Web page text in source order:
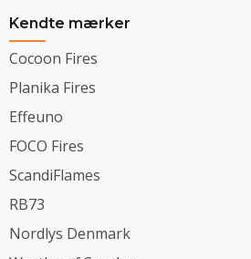
Kendte mærker
Cocoon Fires
Planika Fires
Effeuno
FOCO Fires
ScandiFlames
RB73
Nordlys Denmark